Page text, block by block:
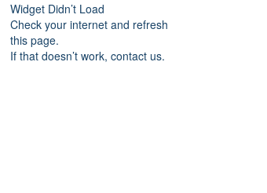
Widget Didn’t Load
Check your internet and refresh
this page.
If that doesn’t work, contact us.